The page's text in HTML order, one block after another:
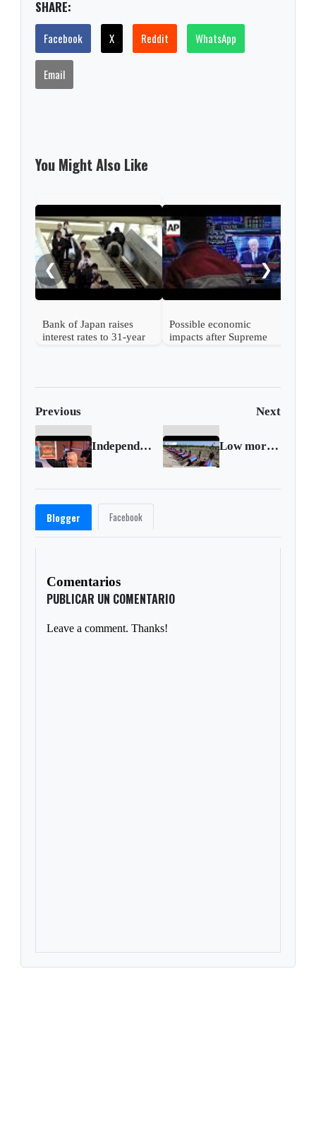
SHARE:
Facebook X Reddit WhatsApp
Email
You Might Also Like
❮
Bank of Japan raises
interest rates to 31-year
Possible economic
impacts after Supreme
❯
Previous Next
Independent Russian paper is shut down by court Low morale and exhaustion: Problems of Russian occupiers on Ukraine
Blogger Facebook
Comentarios
PUBLICAR UN COMENTARIO
Leave a comment. Thanks!